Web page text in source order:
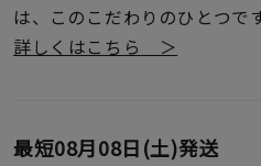
在庫 在庫あり
は、このこだわりのひとつです
詳しくはこちら ＞
最短08月08日(土)発送